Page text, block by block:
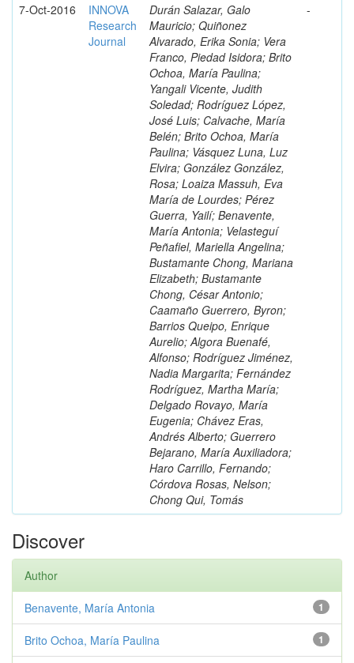
7-Oct-2016
INNOVA
Research
Journal
Durán Salazar, Galo
Mauricio; Quiñonez
Alvarado, Erika Sonia; Vera
Franco, Piedad Isidora; Brito
Ochoa, María Paulina;
Yangali Vicente, Judith
Soledad; Rodríguez López,
José Luis; Calvache, María
Belén; Brito Ochoa, María
Paulina; Vásquez Luna, Luz
Elvira; González González,
Rosa; Loaiza Massuh, Eva
María de Lourdes; Pérez
Guerra, Yailí; Benavente,
María Antonia; Velasteguí
Peñafiel, Mariella Angelina;
Bustamante Chong, Mariana
Elizabeth; Bustamante
Chong, César Antonio;
Caamaño Guerrero, Byron;
Barrios Queipo, Enrique
Aurelio; Algora Buenafé,
Alfonso; Rodríguez Jiménez,
Nadia Margarita; Fernández
Rodríguez, Martha María;
Delgado Rovayo, María
Eugenia; Chávez Eras,
Andrés Alberto; Guerrero
Bejarano, María Auxiliadora;
Haro Carrillo, Fernando;
Córdova Rosas, Nelson;
Chong Qui, Tomás
-
Discover
Author
1
Benavente, María Antonia
1
Brito Ochoa, María Paulina